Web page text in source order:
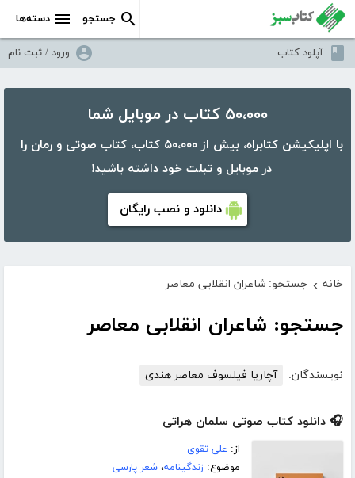
دسته‌ها جستجو
آپلود کتاب ورود / ثبت نام
۵۰،۰۰۰ کتاب در موبایل شما
با اپلیکیشن کتابراه، بیش از ۵۰،۰۰۰ کتاب، کتاب صوتی و رمان را
در موبایل و تبلت خود داشته باشید!
دانلود و نصب رایگان
خانه › جستجو: شاعران انقلابی معاصر
جستجو: شاعران انقلابی معاصر
نویسندگان: آچاریا فیلسوف معاصر هندی
🎧 دانلود کتاب صوتی سلمان هراتی
از: علی تقوی
موضوع:زندگینامه،شعر پارسی